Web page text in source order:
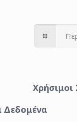
Χρήσιμοι
Δεδομένα